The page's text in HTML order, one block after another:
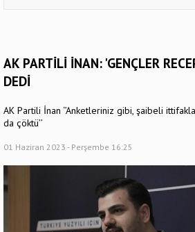
AK PARTİLİ İNAN: 'GENÇLER
DEDİ
AK Partili İnan ‘’Anketleriniz gibi, şaibeli
da çöktü’’
01 Haziran 2023 - Perşembe 16:25